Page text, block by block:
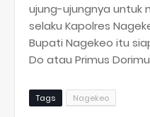
ujung-ujungnya untuk
selaku Kapolres
Bupati Nagekeo itu
Do atau Primus
Tags Nagekeo